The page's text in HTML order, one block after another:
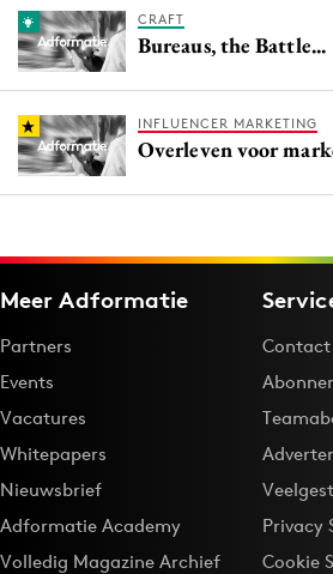
CRAFT
Bureaus, the Battle...
INFLUENCER MARKETING
Overleven voor
Meer Adformatie
Partners
Events
Vacatures
Whitepapers
Nieuwsbrief
Adformatie Academy
Volledig Magazine Archief
Contact
Privacy
Cookie